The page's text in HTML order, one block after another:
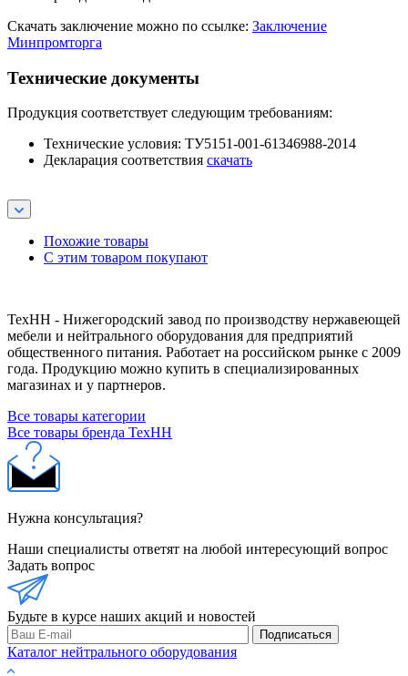
Скачать заключение можно по ссылке: Заключение
Минпромторга
Технические документы
Продукция соответствует следующим требованиям:
Технические условия: ТУ5151-001-61346988-2014
Декларация соответствия скачать
Похожие товары
С этим товаром покупают
ТехНН - Нижегородский завод по производству нержавеющей
мебели и нейтрального оборудования для предприятий
общественного питания. Работает на российском рынке с 2009
года. Продукцию можно купить в специализированных
магазинах и у партнеров.
Все товары категории
Все товары бренда ТехНН
Нужна консультация?
Наши специалисты ответят на любой интересующий вопрос
Задать вопрос
Будьте в курсе наших акций и новостей
Подписаться
Каталог нейтрального оборудования